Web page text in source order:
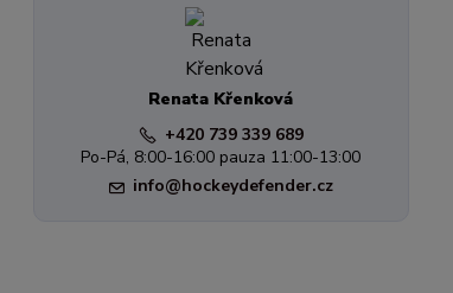
Renata Křenková
+420 739 339 689
Po-Pá, 8:00-16:00 pauza 11:00-13:00
info@hockeydefender.cz